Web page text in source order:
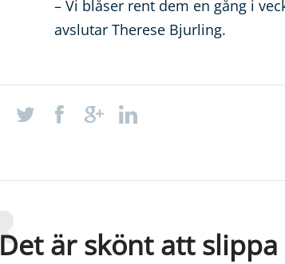
– Vi blåser rent dem en gång i
avslutar Therese Bjurling.
Det är skönt att